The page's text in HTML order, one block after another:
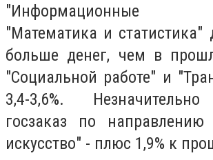
"Информационные
"Математика и статистика"
больше денег, чем в
"Социальной работе" и
3,4-3,6%.
госзаказ по направлению
искусство" - плюс 1,9% к